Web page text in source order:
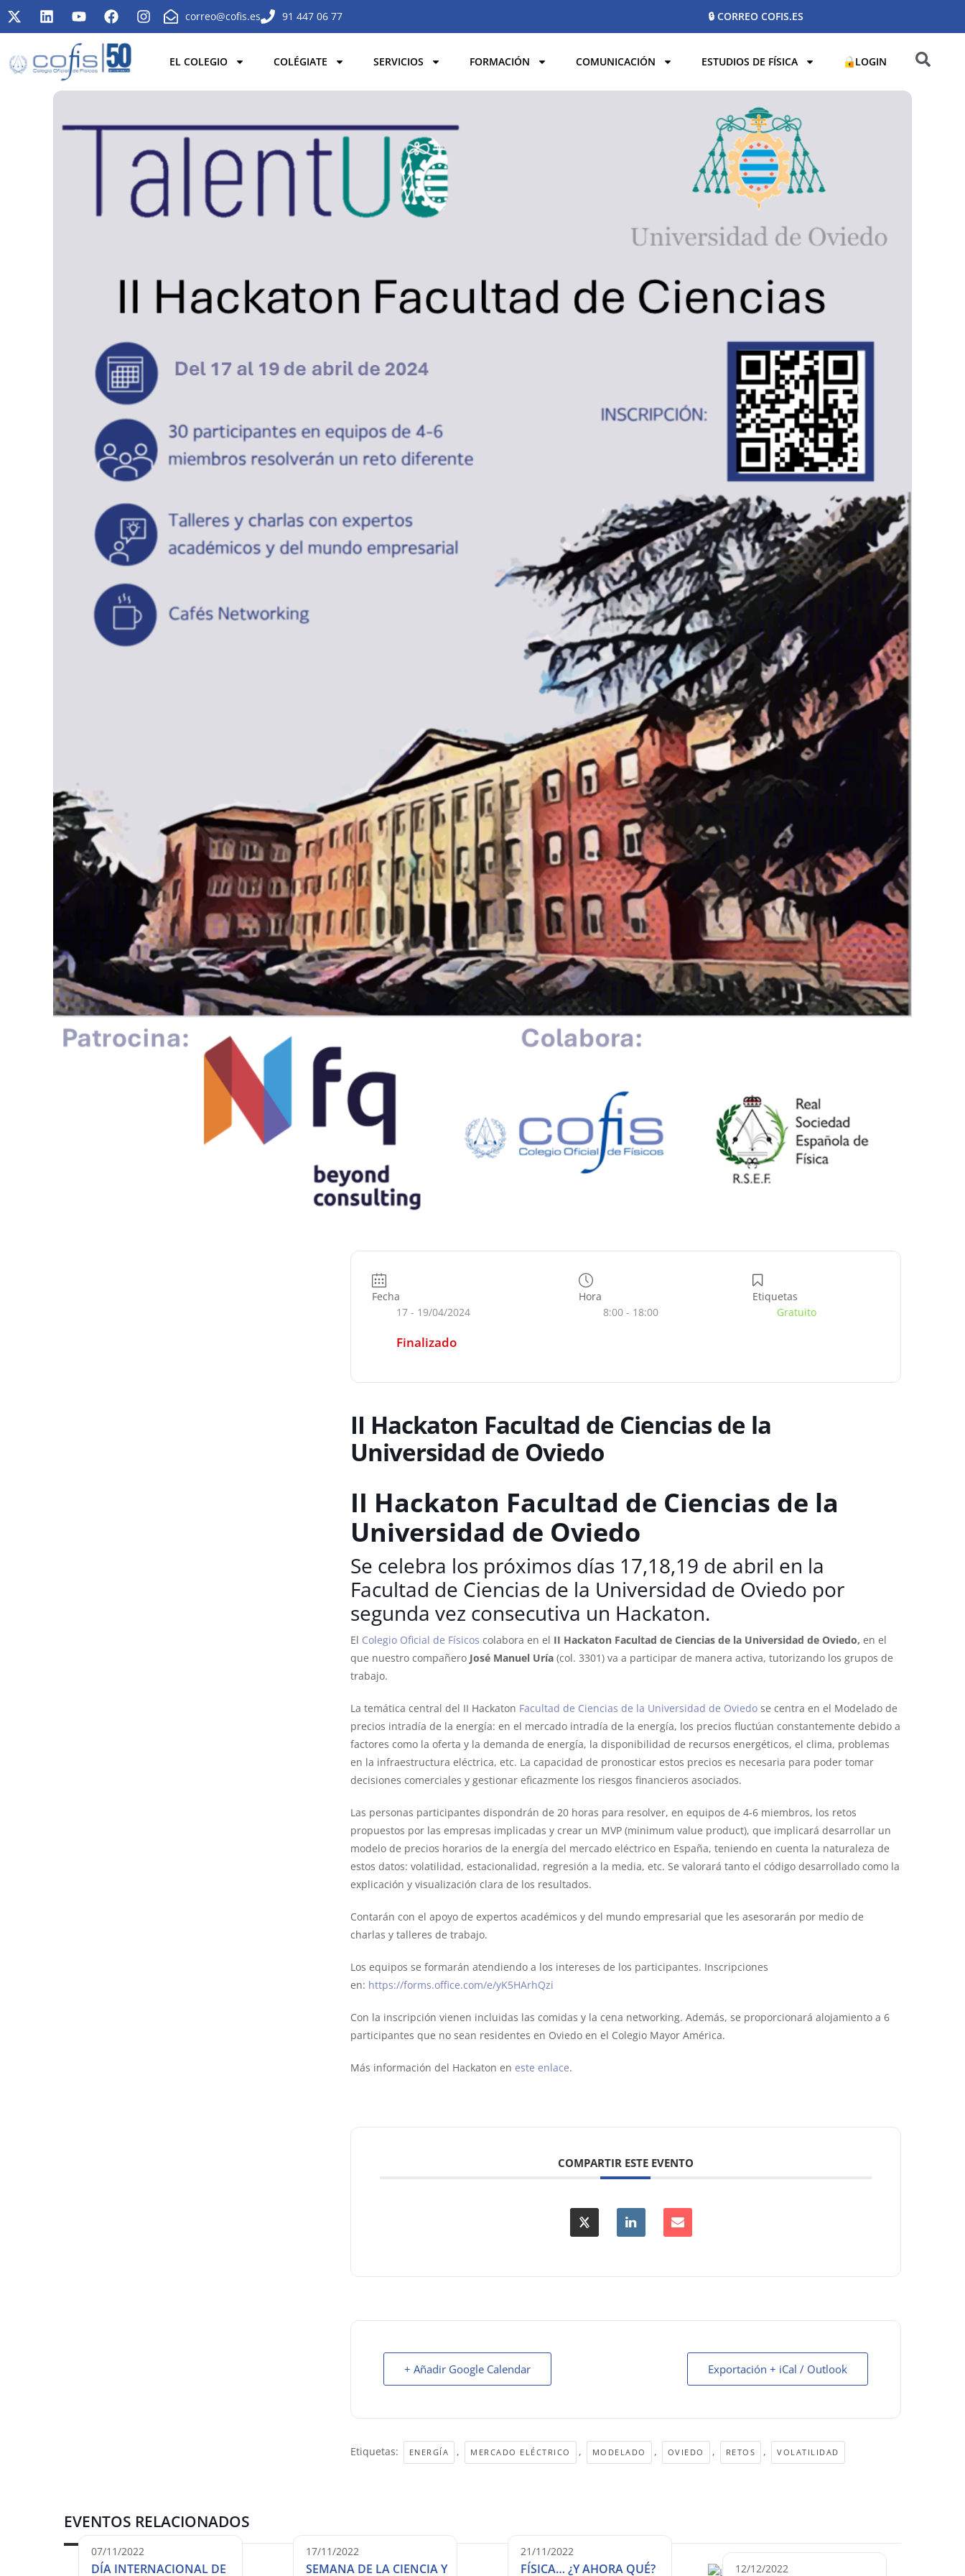
correo@cofis.es 91 447 06 77 🔒 CORREO COFIS.ES
EL COLEGIO COLÉGIATE SERVICIOS FORMACIÓN COMUNICACIÓN ESTUDIOS DE FÍSICA LOGIN
Fecha
17 - 19/04/2024
Finalizado
Hora
8:00 - 18:00
Etiquetas
Gratuito
II Hackaton Facultad de Ciencias de la
Universidad de Oviedo
II Hackaton Facultad de Ciencias de la
Universidad de Oviedo
Se celebra los próximos días 17,18,19 de abril en la
Facultad de Ciencias de la Universidad de Oviedo por
segunda vez consecutiva un Hackaton.
El Colegio Oficial de Físicos colabora en el II Hackaton Facultad de Ciencias de la Universidad de Oviedo, en el
que nuestro compañero José Manuel Uría(col. 3301) va a participar de manera activa, tutorizando los grupos de
trabajo.
La temática central del II Hackaton Facultad de Ciencias de la Universidad de Oviedose centra en el Modelado de
precios intradía de la energía: en el mercado intradía de la energía, los precios fluctúan constantemente debido a
factores como la oferta y la demanda de energía, la disponibilidad de recursos energéticos, el clima, problemas
en la infraestructura eléctrica, etc. La capacidad de pronosticar estos precios es necesaria para poder tomar
decisiones comerciales y gestionar eficazmente los riesgos financieros asociados.
Las personas participantes dispondrán de 20 horas para resolver, en equipos de 4-6 miembros, los retos
propuestos por las empresas implicadas y crear un MVP (minimum value product), que implicará desarrollar un
modelo de precios horarios de la energía del mercado eléctrico en España, teniendo en cuenta la naturaleza de
estos datos: volatilidad, estacionalidad, regresión a la media, etc. Se valorará tanto el código desarrollado como la
explicación y visualización clara de los resultados.
Contarán con el apoyo de expertos académicos y del mundo empresarial que les asesorarán por medio de
charlas y talleres de trabajo.
Los equipos se formarán atendiendo a los intereses de los participantes. Inscripciones
en: https://forms.office.com/e/yK5HArhQzi
Con la inscripción vienen incluidas las comidas y la cena networking. Además, se proporcionará alojamiento a 6
participantes que no sean residentes en Oviedo en el Colegio Mayor América.
Más información del Hackaton en este enlace.
COMPARTIR ESTE EVENTO
+ Añadir Google Calendar Exportación + iCal / Outlook
Etiquetas: ENERGÍA , MERCADO ELÉCTRICO , MODELADO , OVIEDO , RETOS , VOLATILIDAD
EVENTOS RELACIONADOS
07/11/2022
DÍA INTERNACIONAL DE
17/11/2022
SEMANA DE LA CIENCIA Y
21/11/2022
FÍSICA… ¿Y AHORA QUÉ? 12/12/2022